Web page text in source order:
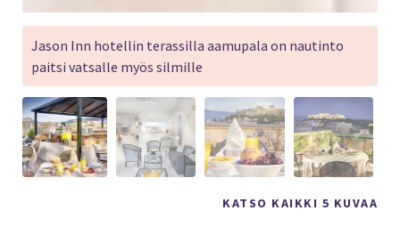
KATSO KAIKKI 5 KUVAA
Jason Inn hotellin terassilla aamupala on nautinto
paitsi vatsalle myös silmille